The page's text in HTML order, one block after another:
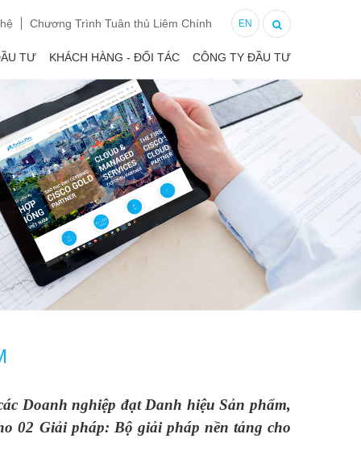
Chương Trình Tuân thủ Liêm Chính EN
TƯ KHÁCH HÀNG - ĐỐI TÁC CÔNG TY ĐẦU TƯ
Doanh nghiệp đạt Danh hiệu Sản phẩm,
02 Giải pháp: Bộ giải pháp nền tảng cho